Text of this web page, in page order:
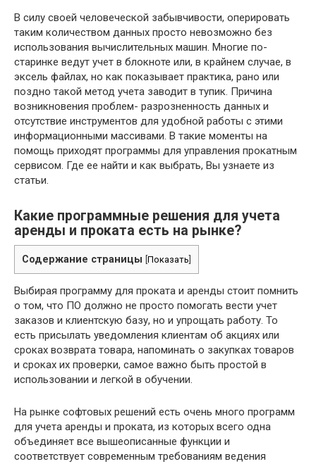
В силу своей человеческой забывчивости, оперировать
таким количеством данных просто невозможно без
использования вычислительных машин. Многие по-
старинке ведут учет в блокноте или, в крайнем случае, в
эксель файлах, но как показывает практика, рано или
поздно такой метод учета заводит в тупик. Причина
возникновения проблем- разрозненность данных и
отсутствие инструментов для удобной работы с этими
информационными массивами. В такие моменты на
помощь приходят программы для управления прокатным
сервисом. Где ее найти и как выбрать, Вы узнаете из
статьи.
Какие программные решения для учета
аренды и проката есть на рынке?
Содержание страницы Показать
Выбирая программу для проката и аренды стоит помнить
о том, что ПО должно не просто помогать вести учет
заказов и клиентскую базу, но и упрощать работу. То
есть присылать уведомления клиентам об акциях или
сроках возврата товара, напоминать о закупках товаров
и сроках их проверки, самое важно быть простой в
использовании и легкой в обучении.
На рынке софтовых решений есть очень много программ
для учета аренды и проката, из которых всего одна
объединяет все вышеописанные функции и
соответствует современным требованиям ведения